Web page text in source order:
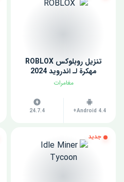
تنزيل روبلوكس ROBLOX
مهكرة لـ اندرويد 2024
مغامرات
Android 4.4+
24.7.4
جديد